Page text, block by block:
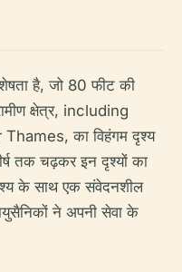
है, जो 80 फीट की
क्षेत्र, including
का विहंगम दृश्य
तक चढ़कर इन दृश्यों का
के साथ एक संवेदनशील
ने अपनी सेवा के